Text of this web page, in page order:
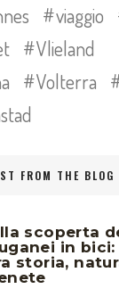
viaggio
Vlieland
Volterra
FROM THE BLOG
scoperta
in
storia,